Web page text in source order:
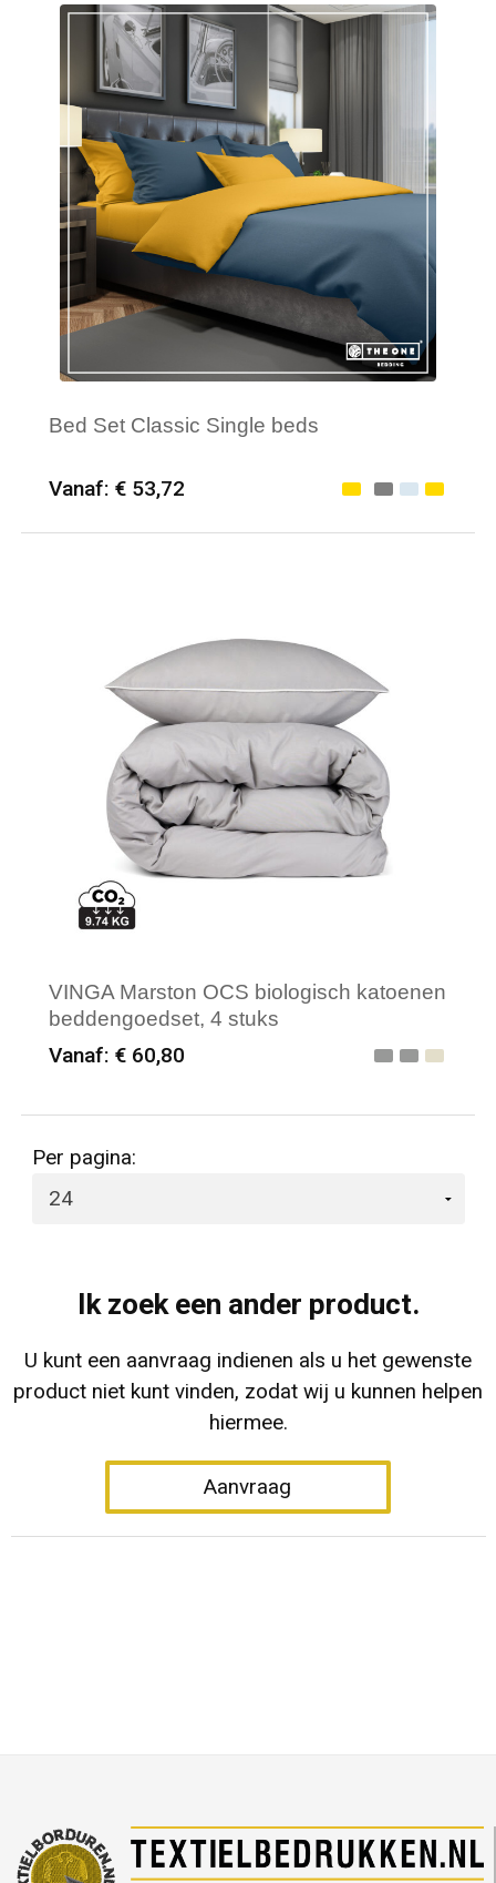
Bed Set Classic Single beds
Vanaf: € 53,72
Minimale afname: 6
VINGA Marston OCS biologisch katoenen
beddengoedset, 4 stuks
Vanaf: € 60,80
Per pagina:
Ik zoek een ander product.
U kunt een aanvraag indienen als u het gewenste
product niet kunt vinden, zodat wij u kunnen helpen
hiermee.
Aanvraag